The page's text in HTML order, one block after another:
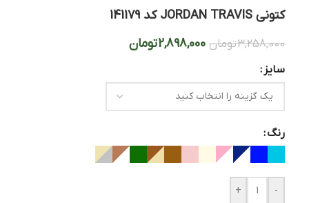
کتونی JORDAN TRAVIS کد 141179
3,258,000تومان 2,898,000تومان
سایز
رنگ
-
+